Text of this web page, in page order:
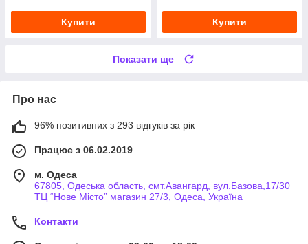
Купити Купити
Показати ще
Про нас
96% позитивних з 293 відгуків за рік
Працює з 06.02.2019
м. Одеса
67805, Одеська область, смт.Авангард, вул.Базова,17/30
ТЦ “Нове Місто” магазин 27/3, Одеса, Україна
Контакти